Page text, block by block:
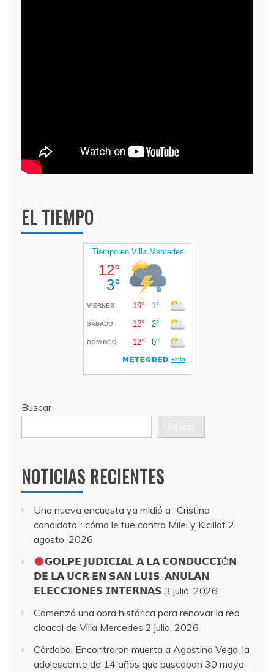
EL TIEMPO
Buscar
Buscar
NOTICIAS RECIENTES
Una nueva encuesta ya midió a “Cristina
candidata”: cómo le fue contra Milei y Kicillof 2
agosto, 2026
𝗚𝗢𝗟𝗣𝗘 𝗝𝗨𝗗𝗜𝗖𝗜𝗔𝗟 𝗔 𝗟𝗔 𝗖𝗢𝗡𝗗𝗨𝗖𝗖𝗜Ó𝗡
𝗗𝗘 𝗟𝗔 𝗨𝗖𝗥 𝗘𝗡 𝗦𝗔𝗡 𝗟𝗨𝗜𝗦: 𝗔𝗡𝗨𝗟𝗔𝗡
𝗘𝗟𝗘𝗖𝗖𝗜𝗢𝗡𝗘𝗦 𝗜𝗡𝗧𝗘𝗥𝗡𝗔𝗦 3 julio, 2026
Comenzó una obra histórica para renovar la red
cloacal de Villa Mercedes 2 julio, 2026
Córdoba: Encontraron muerta a Agostina Vega, la
adolescente de 14 años que buscaban 30 mayo,